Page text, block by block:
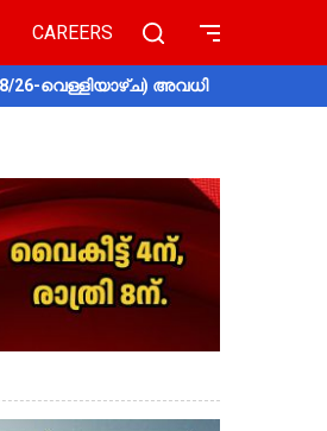
CAREERS
വെള്ളിയാഴ്ച) അവധി